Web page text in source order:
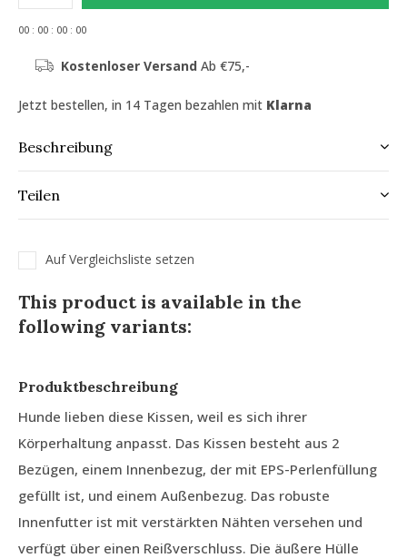
00 : 00 : 00 : 00
Kostenloser Versand Ab €75,-
Jetzt bestellen, in 14 Tagen bezahlen mit Klarna
Beschreibung
Teilen
Auf Vergleichsliste setzen
This product is available in the
following variants:
Produktbeschreibung
Hunde lieben diese Kissen, weil es sich ihrer
Körperhaltung anpasst. Das Kissen besteht aus 2
Bezügen, einem Innenbezug, der mit EPS-Perlenfüllung
gefüllt ist, und einem Außenbezug. Das robuste
Innenfutter ist mit verstärkten Nähten versehen und
verfügt über einen Reißverschluss. Die äußere Hülle